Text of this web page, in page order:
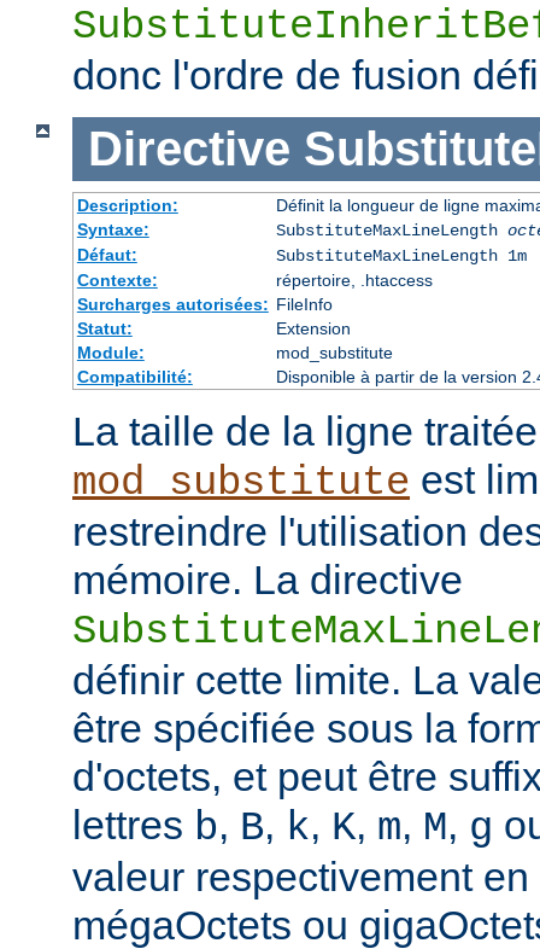
donc l'ordre de fusion
Directive
Description:
Définit la longueur de ligne
Syntaxe:
SubstituteMaxLineLength
Défaut:
SubstituteMaxLineLength 1m
Contexte:
répertoire, .htaccess
Surcharges autorisées: FileInfo
Statut:
Extension
Module:
mod_substitute
Compatibilité:
Disponible à partir de la version
La taille de la ligne
mod_substitute est
restreindre l'utilisation
mémoire. La directive
définir cette limite. La
être spécifiée sous la
d'octets, et peut être
lettres b, B, k, K, m, M, g
valeur respectivement
mégaOctets ou